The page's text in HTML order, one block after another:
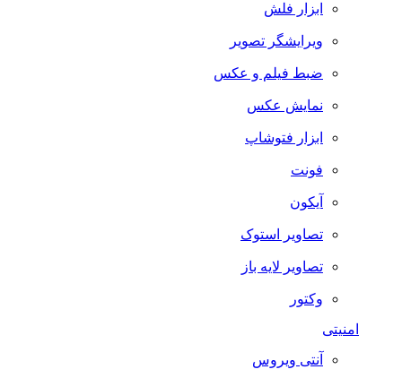
ابزار فلش
ویرایشگر تصویر
ضبط فيلم و عكس
نمایش عکس
ابزار فتوشاپ
فونت
آیکون
تصاویر استوک
تصاویر لایه باز
وکتور
امنیتی
آنتی ویروس